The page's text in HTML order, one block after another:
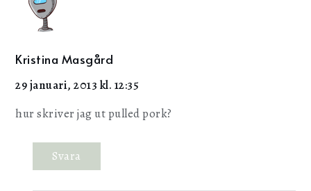
Kristina Masgård
29 januari, 2013 kl. 12:35
hur skriver jag ut pulled pork?
Svara